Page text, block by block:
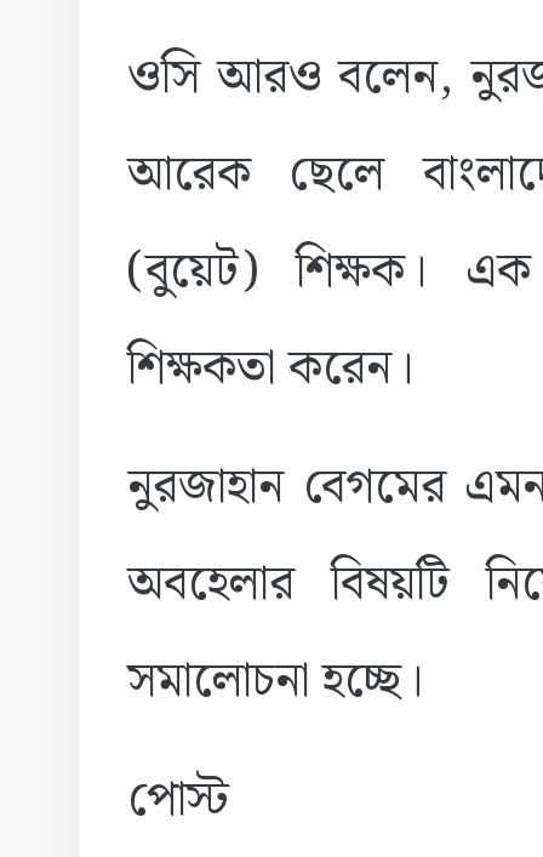
ওসি আরও বলেন,
আরেক ছেলে
(বুয়েট) শিক্ষক। এক
শিক্ষকতা করেন।
নুরজাহান বেগমের
অবহেলার বিষয়টি
সমালোচনা হচ্ছে।